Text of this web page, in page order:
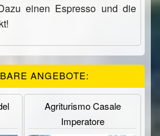
einen Espresso und die
ANGEBOTE:
Agriturismo Casale
Imperatore